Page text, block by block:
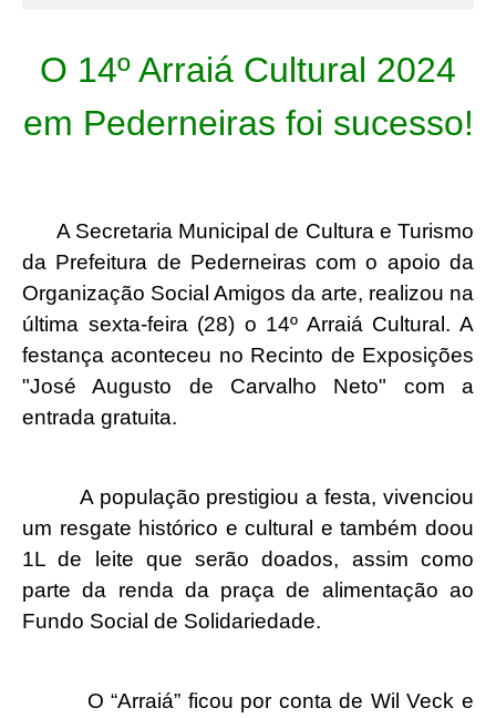
O 14º Arraiá Cultural 2024
em Pederneiras foi sucesso!
A Secretaria Municipal de Cultura e Turismo
da Prefeitura de Pederneiras com o apoio da
Organização Social Amigos da arte, realizou na
última sexta-feira (28) o 14º Arraiá Cultural. A
festança aconteceu no Recinto de Exposições
"José Augusto de Carvalho Neto" com a
entrada gratuita.
A população prestigiou a festa, vivenciou
um resgate histórico e cultural e também doou
1L de leite que serão doados, assim como
parte da renda da praça de alimentação ao
Fundo Social de Solidariedade.
O “Arraiá” ficou por conta de Wil Veck e